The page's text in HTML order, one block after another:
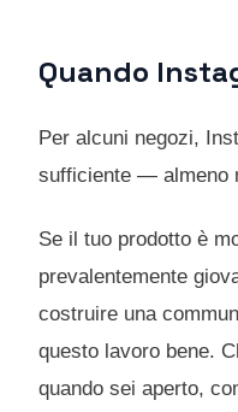
Quando
Per alcuni negozi,
sufficiente — almeno
Se il tuo prodotto è
prevalentemente
costruire una
questo lavoro bene.
quando sei aperto,